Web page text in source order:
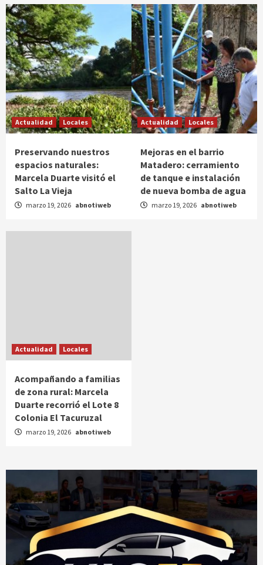
Actualidad Locales
Preservando nuestros
espacios naturales:
Marcela Duarte visitó el
Salto La Vieja
marzo 19, 2026 abnotiweb
Actualidad Locales
Mejoras en el barrio
Matadero: cerramiento
de tanque e instalación
de nueva bomba de agua
marzo 19, 2026 abnotiweb
Actualidad Locales
Acompañando a familias
de zona rural: Marcela
Duarte recorrió el Lote 8
Colonia El Tacuruzal
marzo 19, 2026 abnotiweb